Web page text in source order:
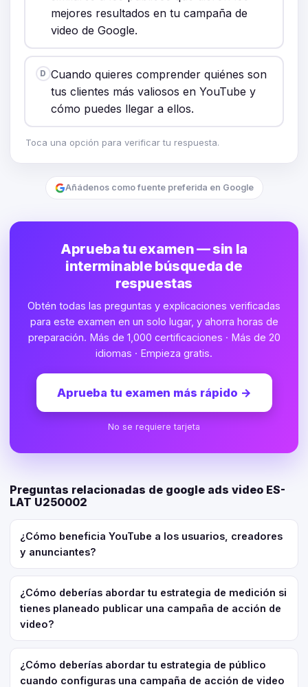
mejores resultados en tu campaña de
video de Google.
D Cuando quieres comprender quiénes son
tus clientes más valiosos en YouTube y
cómo puedes llegar a ellos.
Toca una opción para verificar tu respuesta.
Añádenos como fuente preferida en Google
Aprueba tu examen — sin la
interminable búsqueda de
respuestas
Obtén todas las preguntas y explicaciones verificadas
para este examen en un solo lugar, y ahorra horas de
preparación. Más de 1,000 certificaciones · Más de 20
idiomas · Empieza gratis.
Aprueba tu examen más rápido →
No se requiere tarjeta
Preguntas relacionadas de google ads video ES-
LAT U250002
¿Cómo beneficia YouTube a los usuarios, creadores
y anunciantes?
¿Cómo deberías abordar tu estrategia de medición si
tienes planeado publicar una campaña de acción de
video?
¿Cómo deberías abordar tu estrategia de público
cuando configuras una campaña de acción de video